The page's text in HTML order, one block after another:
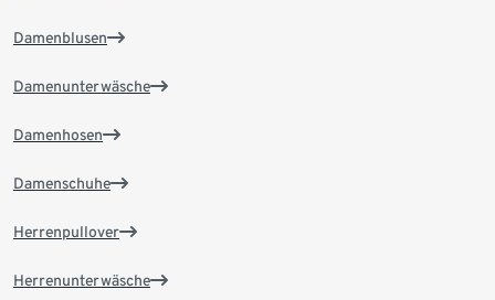
Damenblusen
Damenunterwäsche
Damenhosen
Damenschuhe
Herrenpullover
Herrenunterwäsche